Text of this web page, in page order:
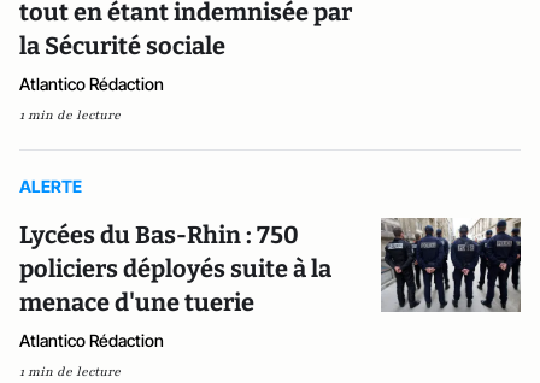
tout en étant indemnisée par
la Sécurité sociale
Atlantico Rédaction
1 min de lecture
ALERTE
Lycées du Bas-Rhin : 750
policiers déployés suite à la
menace d'une tuerie
Atlantico Rédaction
1 min de lecture